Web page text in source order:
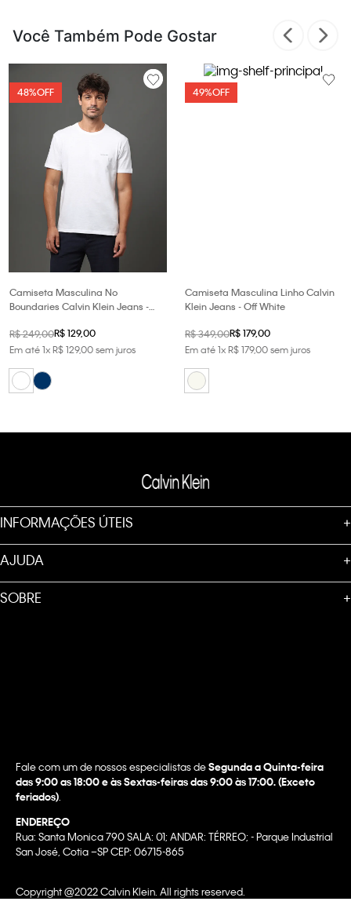
Você Também Pode Gostar
48%OFF
Camiseta Masculina No
Boundaries Calvin Klein Jeans -
R$249,00R$129,00
Em até1xR$129,00sem juros
49%OFF
Camiseta Masculina Linho Calvin
Klein Jeans - Off White
R$349,00R$179,00
Em até1xR$179,00sem juros
INFORMAÇÕES ÚTEIS +
AJUDA +
SOBRE +
Fale com um de nossos especialistas deSegunda a Quinta-feira
das 9:00 as 18:00 e às Sextas-feiras das 9:00 às 17:00. (Exceto
feriados)
ENDEREÇO
Rua: Santa Monica 790 SALA: 01; ANDAR: TÉRREO; - Parque Industrial
San José, Cotia –SP CEP: 06715-865
Copyright @2022 Calvin Klein. All rights reserved.